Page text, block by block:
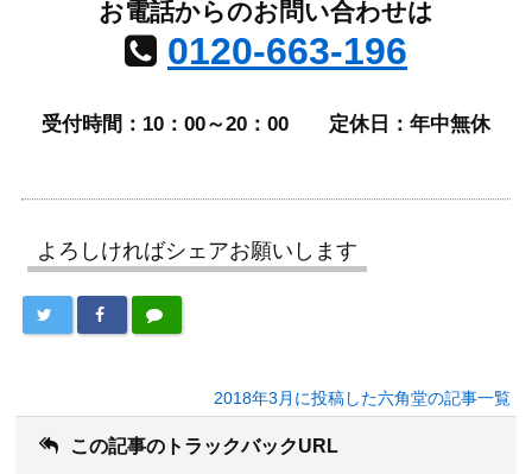
お電話からのお問い合わせは
0120-663-196
受付時間：10：00～20：00 定休日：年中無休
よろしければシェアお願いします
2018年3月に投稿した六角堂の記事一覧
この記事のトラックバックURL